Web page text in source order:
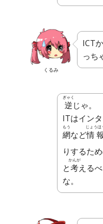
くるみ
ICT
っち
逆
ぎゃく
じゃ。
ITはイン
網
もう
など情報
じょうほ
りするた
と考
かんが
える
な。